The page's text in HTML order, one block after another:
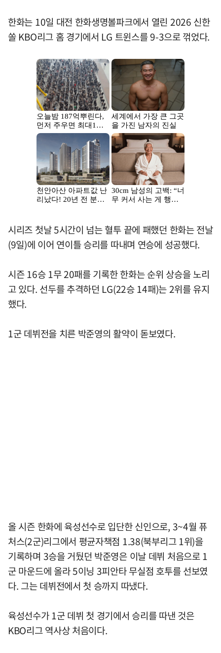
한화는 10일 대전 한화생명볼파크에서 열린 2026 신한
쏠 KBO리그 홈 경기에서 LG 트윈스를 9-3으로 꺾었다.
시리즈 첫날 5시간이 넘는 혈투 끝에 패했던 한화는 전날
(9일)에 이어 연이틀 승리를 따내며 연승에 성공했다.
시즌 16승 1무 20패를 기록한 한화는 순위 상승을 노리
고 있다. 선두를 추격하던 LG(22승 14패)는 2위를 유지
했다.
1군 데뷔전을 치른 박준영의 활약이 돋보였다.
올 시즌 한화에 육성선수로 입단한 신인으로, 3~4월 퓨
처스(2군)리그에서 평균자책점 1.38(북부리그 1위)을
기록하며 3승을 거뒀던 박준영은 이날 데뷔 처음으로 1
군 마운드에 올라 5이닝 3피안타 무실점 호투를 선보였
다. 그는 데뷔전에서 첫 승까지 따냈다.
육성선수가 1군 데뷔 첫 경기에서 승리를 따낸 것은
KBO리그 역사상 처음이다.